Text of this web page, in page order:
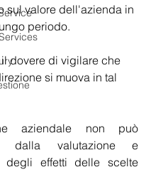
sul valore dell'azienda in
periodo.
dovere di vigilare che
si muova in tal
aziendale non può
dalla valutazione e
degli effetti delle scelte